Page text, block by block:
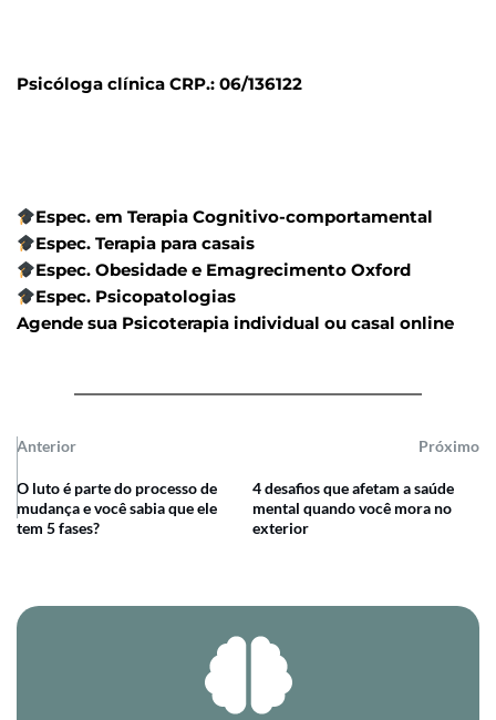
Psicóloga clínica CRP.: 06/136122
Espec. em Terapia Cognitivo-comportamental
Espec. Terapia para casais
Espec. Obesidade e Emagrecimento Oxford
Espec. Psicopatologias
Agende sua Psicoterapia individual ou casal online
Anterior Próximo
O luto é parte do processo de
mudança e você sabia que ele
tem 5 fases?
4 desafios que afetam a saúde
mental quando você mora no
exterior